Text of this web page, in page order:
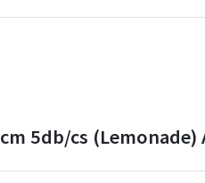
5db/cs (Lemonade)